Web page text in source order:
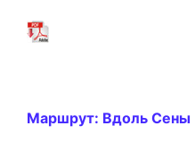
Маршрут: Вдоль Сены